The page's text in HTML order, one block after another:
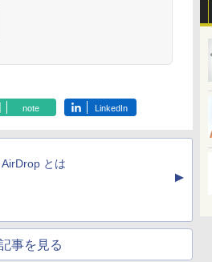
note LinkedIn
とは
▲
事を見る